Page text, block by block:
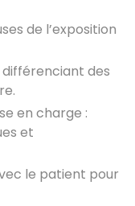
de l’exposition
des
en charge :
et
le patient pour